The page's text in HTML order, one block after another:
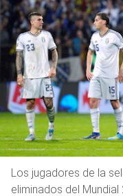
Los jugadores de la
eliminados del